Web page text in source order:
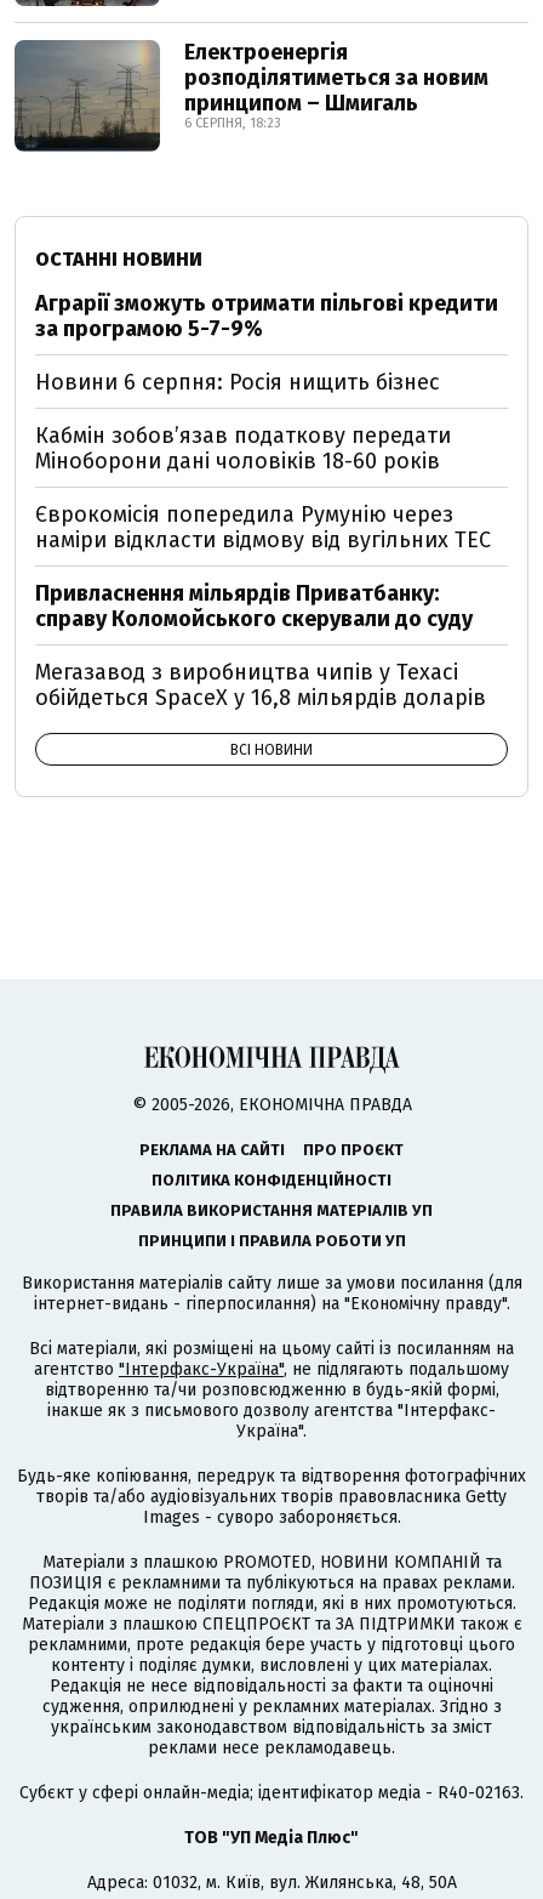
Електроенергія
розподілятиметься за новим
принципом – Шмигаль
6 СЕРПНЯ, 18:23
ОСТАННІ НОВИНИ
Аграрії зможуть отримати пільгові кредити
за програмою 5-7-9%
Новини 6 серпня: Росія нищить бізнес
Кабмін зобовʼязав податкову передати
Міноборони дані чоловіків 18-60 років
Єврокомісія попередила Румунію через
наміри відкласти відмову від вугільних ТЕС
Привласнення мільярдів Приватбанку:
справу Коломойського скерували до суду
Мегазавод з виробництва чипів у Техасі
обійдеться SpaceX у 16,8 мільярдів доларів
ВСІ НОВИНИ
© 2005-2026, ЕКОНОМІЧНА ПРАВДА
РЕКЛАМА НА САЙТІ
ПРО ПРОЄКТ
ПОЛІТИКА КОНФІДЕНЦІЙНОСТІ
ПРАВИЛА ВИКОРИСТАННЯ МАТЕРІАЛІВ УП
ПРИНЦИПИ І ПРАВИЛА РОБОТИ УП
Використання матеріалів сайту лише за умови посилання (для
інтернет-видань - гіперпосилання) на "Економічну правду".
Всі матеріали, які розміщені на цьому сайті із посиланням на
агентство "Інтерфакс-Україна", не підлягають подальшому
відтворенню та/чи розповсюдженню в будь-якій формі,
інакше як з письмового дозволу агентства "Інтерфакс-
Україна".
Будь-яке копіювання, передрук та відтворення фотографічних
творів та/або аудіовізуальних творів правовласника Getty
Images - суворо забороняється.
Матеріали з плашкою PROMOTED, НОВИНИ КОМПАНІЙ та
ПОЗИЦІЯ є рекламними та публікуються на правах реклами.
Редакція може не поділяти погляди, які в них промотуються.
Матеріали з плашкою СПЕЦПРОЄКТ та ЗА ПІДТРИМКИ також є
рекламними, проте редакція бере участь у підготовці цього
контенту і поділяє думки, висловлені у цих матеріалах.
Редакція не несе відповідальності за факти та оціночні
судження, оприлюднені у рекламних матеріалах. Згідно з
українським законодавством відповідальність за зміст
реклами несе рекламодавець.
Cубєкт у сфері онлайн-медіа; ідентифікатор медіа - R40-02163.
ТОВ "УП Медіа Плюс"
Адреса: 01032, м. Київ, вул. Жилянська, 48, 50А